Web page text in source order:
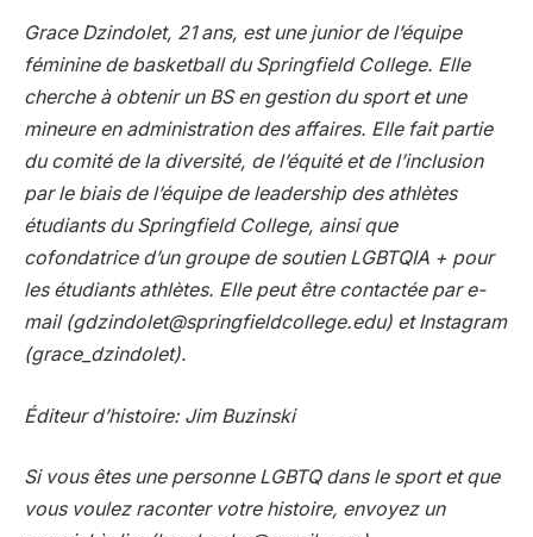
Grace Dzindolet, 21 ans, est une junior de l’équipe
féminine de basketball du Springfield College. Elle
cherche à obtenir un BS en gestion du sport et une
mineure en administration des affaires. Elle fait partie
du comité de la diversité, de l’équité et de l’inclusion
par le biais de l’équipe de leadership des athlètes
étudiants du Springfield College, ainsi que
cofondatrice d’un groupe de soutien LGBTQIA + pour
les étudiants athlètes. Elle peut être contactée par e-
mail (gdzindolet@springfieldcollege.edu) et Instagram
(grace_dzindolet).
Éditeur d’histoire: Jim Buzinski
Si vous êtes une personne LGBTQ dans le sport et que
vous voulez raconter votre histoire, envoyez un